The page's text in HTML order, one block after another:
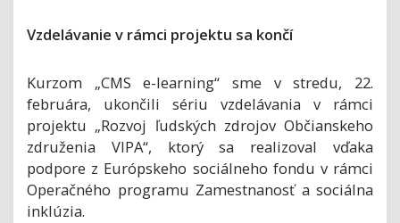
Vzdelávanie v rámci projektu sa končí
Kurzom „CMS e-learning“ sme v stredu, 22.
februára, ukončili sériu vzdelávania v rámci
projektu „Rozvoj ľudských zdrojov Občianskeho
združenia VIPA“, ktorý sa realizoval vďaka
podpore z Európskeho sociálneho fondu v rámci
Operačného programu Zamestnanosť a sociálna
inklúzia.